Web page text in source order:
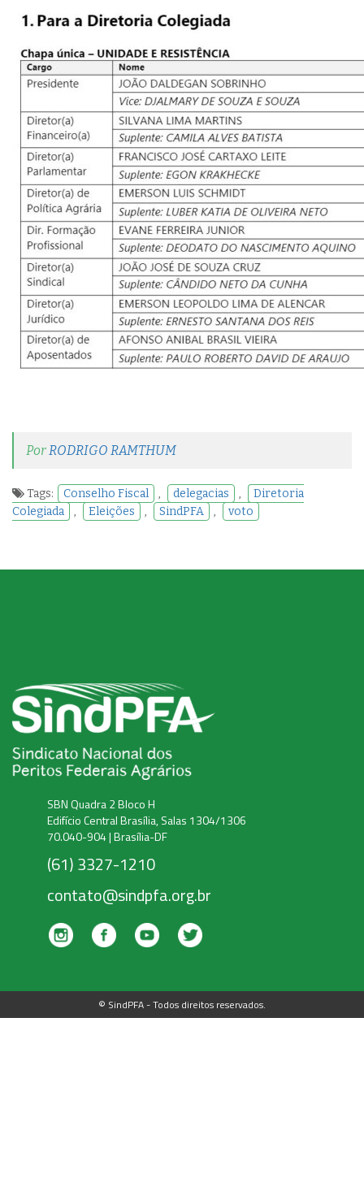
Por RODRIGO RAMTHUM
Tags: Conselho Fiscal , delegacias ,
Diretoria
Colegiada
, Eleições , SindPFA , voto
SBN Quadra 2 Bloco H
Edifício Central Brasília, Salas 1304/1306
70.040-904 | Brasília-DF
(61) 3327-1210
contato@sindpfa.org.br
© SindPFA - Todos direitos reservados.